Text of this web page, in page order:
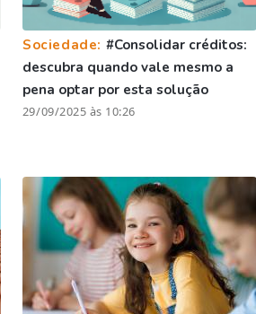
Sociedade: #Consolidar créditos:
descubra quando vale mesmo a
pena optar por esta solução
29/09/2025 às 10:26